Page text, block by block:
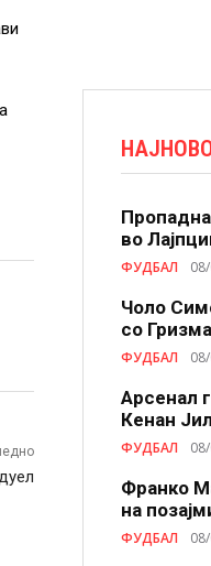
во
ФУДБАЛ
Чоло
со
ФУДБАЛ
Арсенал
Кенан
ФУДБАЛ
Франко
на
ФУДБАЛ